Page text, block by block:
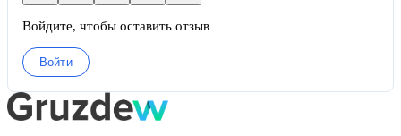
Войдите, чтобы оставить отзыв
Войти